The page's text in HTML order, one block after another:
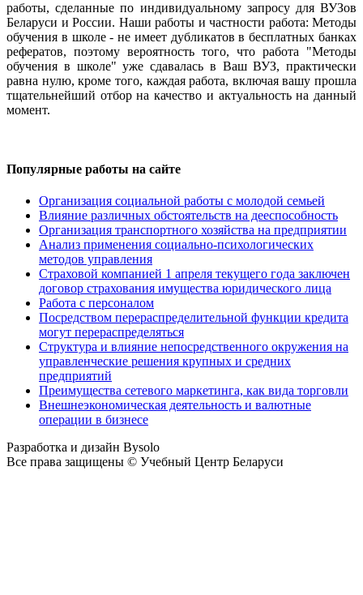
работы, сделанные по индивидуальному запросу для ВУЗов
Беларуси и России. Наши работы и частности работа: Методы
обучения в школе - не имеет дубликатов в бесплатных банках
рефератов, поэтому вероятность того, что работа "Методы
обучения в школе" уже сдавалась в Ваш ВУЗ, практически
равна нулю, кроме того, каждая работа, включая вашу прошла
тщательнейший отбор на качество и актуальность на данный
момент.
Популярные работы на сайте
Организация социальной работы с молодой семьей
Влияние различных обстоятельств на дееспособность
Организация транспортного хозяйства на предприятии
Анализ применения социально-психологических
методов управления
Страховой компанией 1 апреля текущего года заключен
договор страхования имущества юридического лица
Работа с персоналом
Посредством перераспределительной функции кредита
могут перераспределяться
Структура и влияние непосредственного окружения на
управленческие решения крупных и средних
предприятий
Преимущества сетевого маркетинга, как вида торговли
Внешнеэкономическая деятельность и валютные
операции в бизнесе
Разработка и дизайн Bysolo
Все права защищены © Учебный Центр Беларуси